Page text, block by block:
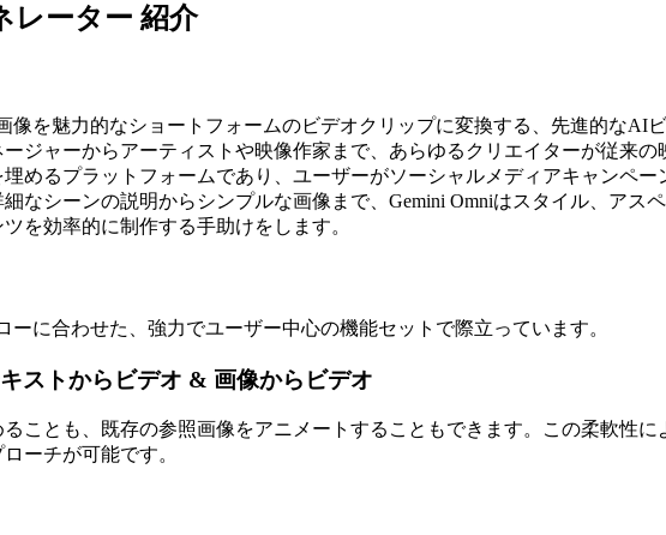
レーター 紹介
像を魅力的なショートフォームのビデオクリップに変換する、先進的なAI
ジャーからアーティストや映像作家まで、あらゆるクリエイターが従来
めるプラットフォームであり、ユーザーがソーシャルメディアキャンペ
なシーンの説明からシンプルな画像まで、Gemini Omniはスタイル、ア
を効率的に制作する手助けをします。
ーに合わせた、強力でユーザー中心の機能セットで際立っています。
ストからビデオ & 画像からビデオ
ことも、既存の参照画像をアニメートすることもできます。この柔軟性
ーチが可能です。